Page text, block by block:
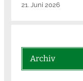
21. Juni 2026
Archiv